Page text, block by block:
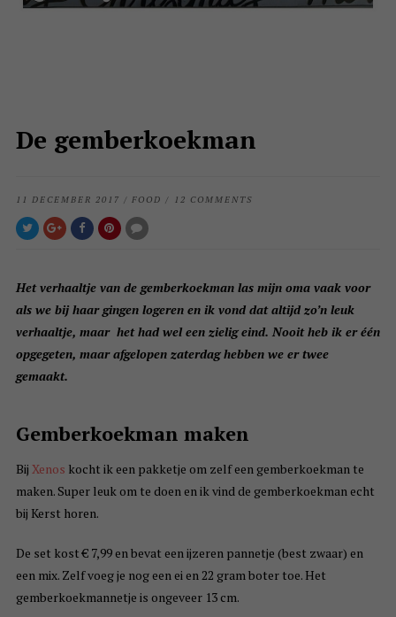
De gemberkoekman
11 DECEMBER 2017 / FOOD / 12 COMMENTS
Het verhaaltje van de gemberkoekman las mijn oma vaak voor
als we bij haar gingen logeren en ik vond dat altijd zo’n leuk
verhaaltje, maar het had wel een zielig eind. Nooit heb ik er één
opgegeten, maar afgelopen zaterdag hebben we er twee
gemaakt.
Gemberkoekman maken
Bij Xenos kocht ik een pakketje om zelf een gemberkoekman te
maken. Super leuk om te doen en ik vind de gemberkoekman echt
bij Kerst horen.
De set kost € 7,99 en bevat een ijzeren pannetje (best zwaar) en
een mix. Zelf voeg je nog een ei en 22 gram boter toe. Het
gemberkoekmannetje is ongeveer 13 cm.